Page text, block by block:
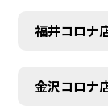
福井コロナ
金沢コロナ